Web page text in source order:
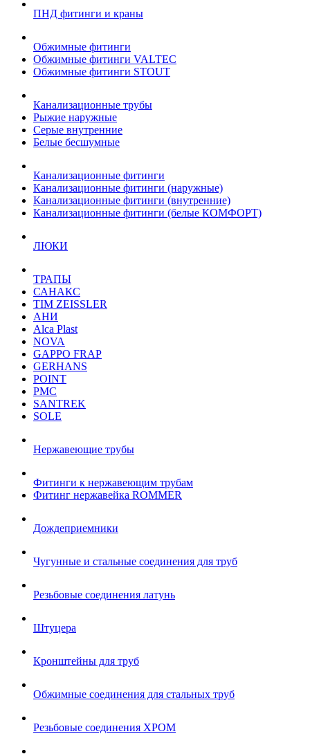
ПНД фитинги и краны
Обжимные фитинги
Обжимные фитинги VALTEC
Обжимные фитинги STOUT
Канализационные трубы
Рыжие наружные
Серые внутренние
Белые бесшумные
Канализационные фитинги
Канализационные фитинги (наружные)
Канализационные фитинги (внутренние)
Канализационные фитинги (белые КОМФОРТ)
ЛЮКИ
ТРАПЫ
САНАКС
TIM ZEISSLER
АНИ
Alca Plast
NOVA
GAPPO FRAP
GERHANS
POINT
РМС
SANTREK
SOLE
Нержавеющие трубы
Фитинги к нержавеющим трубам
Фитинг нержавейка ROMMER
Дождеприемники
Чугунные и стальные соединения для труб
Резьбовые соединения латунь
Штуцера
Кронштейны для труб
Обжимные соединения для стальных труб
Резьбовые соединения ХРОМ